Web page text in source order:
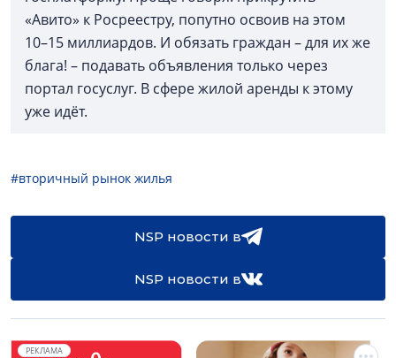
«Авито» к Росреестру, попутно освоив на этом
10–15 миллиардов. И обязать граждан – для их же
блага! – подавать объявления только через
портал госуслуг. В сфере жилой аренды к этому
уже идёт.
#вторичный рынок жилья
NSP новости в
NSP новости в
РЕКЛАМА